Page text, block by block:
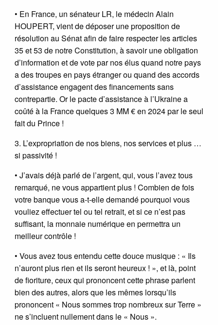
• En France, un sénateur LR, le médecin Alain
HOUPERT, vient de déposer une proposition de
résolution au Sénat afin de faire respecter les articles
35 et 53 de notre Constitution, à savoir une obligation
d’information et de vote par nos élus quand notre pays
a des troupes en pays étranger ou quand des accords
d’assistance engagent des financements sans
contrepartie. Or le pacte d’assistance à l’Ukraine a
coûté à la France quelques 3 MM € en 2024 par le seul
fait du Prince !
3. L’expropriation de nos biens, nos services et plus …
si passivité !
• J’avais déjà parlé de l’argent, qui, vous l’avez tous
remarqué, ne vous appartient plus ! Combien de fois
votre banque vous a-t-elle demandé pourquoi vous
vouliez effectuer tel ou tel retrait, et si ce n’est pas
suffisant, la monnaie numérique en permettra un
meilleur contrôle !
• Vous avez tous entendu cette douce musique : « Ils
n’auront plus rien et ils seront heureux ! », et là, point
de fioriture, ceux qui prononcent cette phrase parlent
bien des autres, alors que les mêmes lorsqu’ils
prononcent « Nous sommes trop nombreux sur Terre »
ne s’incluent nullement dans le « Nous ».